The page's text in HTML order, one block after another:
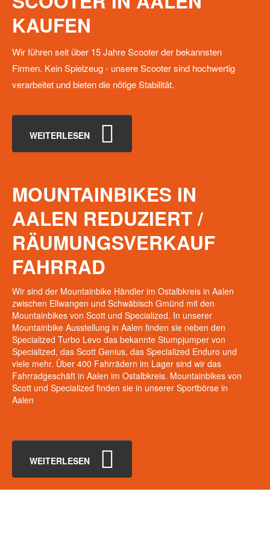
KAUFEN
Wir führen seit über 15 Jahre Scooter der bekannsten
Firmen. Kein Spielzeug - unsere Scooter sind hochwertig
verarbeitet und bieten die nötige Stabilität.
WEITERLESEN
MOUNTAINBIKES IN
AALEN REDUZIERT /
RÄUMUNGSVERKAUF
FAHRRAD
Wir sind der Mountainbike Händler im Ostalbkreis in Aalen
zwischen Ellwangen und Schwäbisch Gmünd mit den
Mountainbikes von Scott und Specialized. In unserer
Mountainbike Ausstellung in Aalen finden sie neben den
Specialized Turbo Levo das bekannte Stumpjumper von
Specialized, das Scott Genius, das Specialized Enduro und
viele mehr. Über 400 Fahrrädern im Lager sind wir das
Fahrradgeschäft in Aalen im Ostalbkreis. Mountainbikes von
Scott und Specialized finden sie in unserer Sportbörse in
Aalen
WEITERLESEN